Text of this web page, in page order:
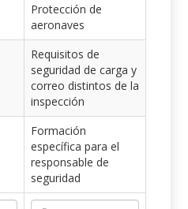
Protección de
aeronaves
Requisitos de
seguridad de carga y
correo distintos de la
inspección
Formación
específica para el
responsable de
seguridad